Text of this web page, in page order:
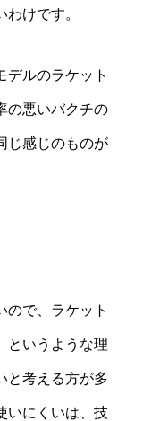
けです。
デルのラケット
の悪いバクチの
じ感じのものが
ので、ラケット
というような理
と考える方が多
いにくいは、技